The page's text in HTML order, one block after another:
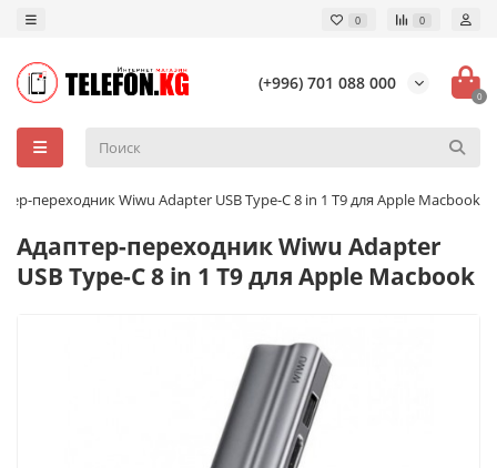
0 0
(+996) 701 088 000
0
переходник Wiwu Adapter USB Type-C 8 in 1 T9 для Apple Macbook
Адаптер-переходник Wiwu Adapter
USB Type-C 8 in 1 T9 для Apple Macbook